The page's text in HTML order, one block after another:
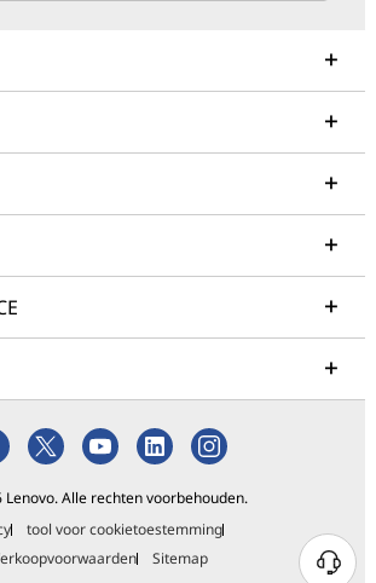
Alle rechten voorbehouden.
tool voor cookietoestemming
Sitemap